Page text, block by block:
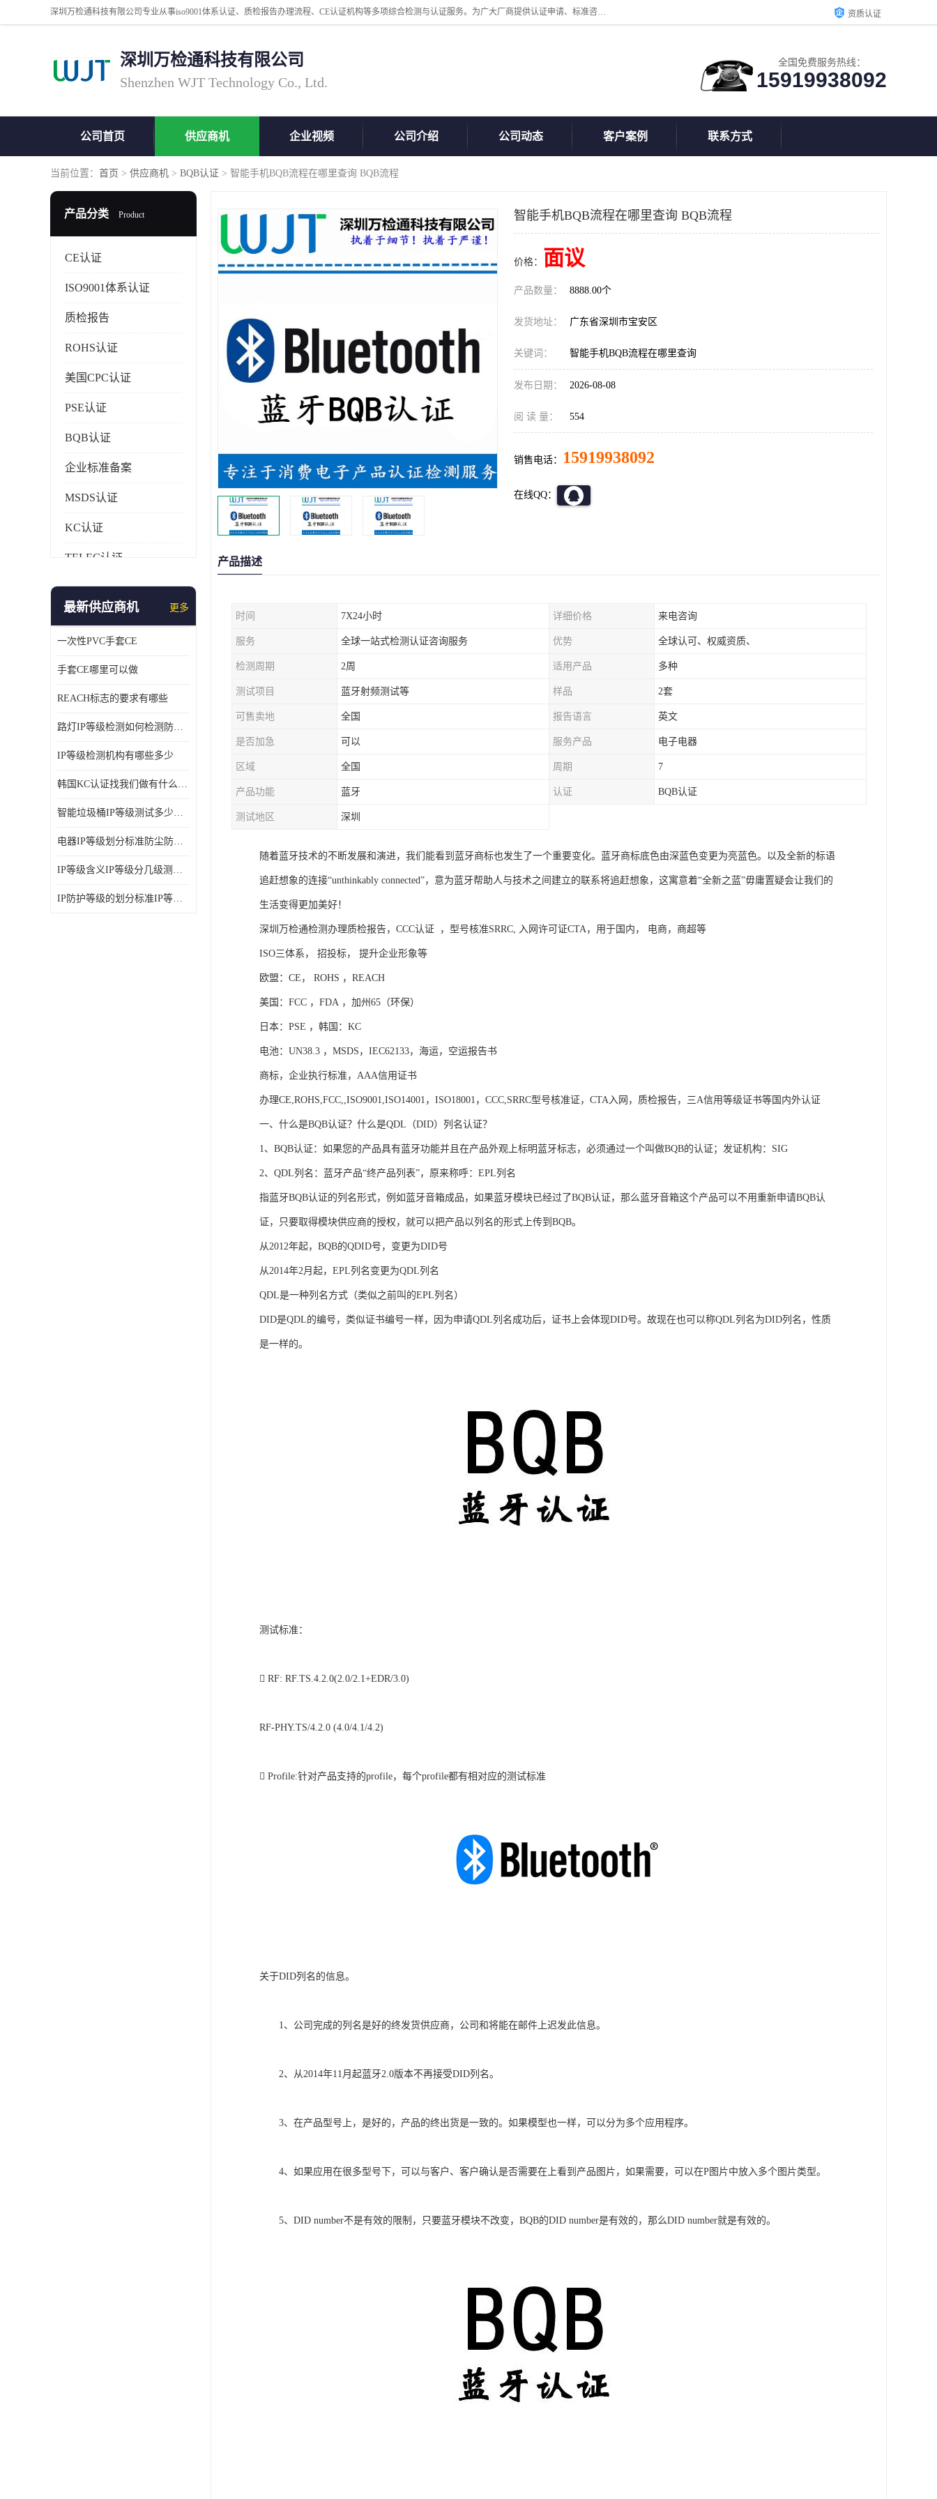
深圳万检通科技有限公司专业从事iso9001体系认证、质检报告办理流程、CE认证机构等多项综合检测与认证服务。为广大厂商提供认证申请、标准咨询、测试、技术支持、对策、获得认证等“一站式”服务。 资质认证
深圳万检通科技有限公司
Shenzhen WJT Technology Co., Ltd.
全国免费服务热线：
15919938092
公司首页 供应商机 企业视频 公司介绍 公司动态 客户案例 联系方式
当前位置： 首页 > 供应商机 > BQB认证 > 智能手机BQB流程在哪里查询 BQB流程
产品分类 Product
CE认证
ISO9001体系认证
质检报告
ROHS认证
美国CPC认证
PSE认证
BQB认证
企业标准备案
MSDS认证
KC认证
TELEC认证
CCC认证
ISO14001体系认证
OHSAS18001体系认证
最新供应商机 更多
一次性PVC手套CE
手套CE哪里可以做
REACH标志的要求有哪些
路灯IP等级检测如何检测防尘防水
IP等级检测机构有哪些多少
韩国KC认证找我们做有什么优势
智能垃圾桶IP等级测试多少钱要多久时间
电器IP等级划分标准防尘防尘IP等级测试报告
IP等级含义IP等级分几级测试容易过吗
IP防护等级的划分标准IP等级测试多少钱
智能手机BQB流程在哪里查询 BQB流程
价格： 面议
产品数量： 8888.00个
发货地址： 广东省深圳市宝安区
关键词： 智能手机BQB流程在哪里查询
发布日期： 2026-08-08
阅 读 量： 554
销售电话： 15919938092
在线QQ：
产品描述
时间 7X24小时 详细价格 来电咨询
服务 全球一站式检测认证咨询服务 优势 全球认可、权威资质、
检测周期 2周 适用产品 多种
测试项目 蓝牙射频测试等 样品 2套
可售卖地 全国 报告语言 英文
是否加急 可以 服务产品 电子电器
区域 全国 周期 7
产品功能 蓝牙 认证 BQB认证
测试地区 深圳
随着蓝牙技术的不断发展和演进，我们能看到蓝牙商标也发生了一个重要变化。蓝牙商标底色由深蓝色变更为亮蓝色。以及全新的标语
追赶想象的连接“unthinkably connected”，意为蓝牙帮助人与技术之间建立的联系将追赶想象，这寓意着“全新之蓝”毋庸置疑会让我们的
生活变得更加美好！
深圳万检通检测办理质检报告，CCC认证 ，型号核准SRRC, 入网许可证CTA，用于国内， 电商，商超等
ISO三体系， 招投标， 提升企业形象等
欧盟：CE， ROHS ，REACH
美国：FCC ，FDA ，加州65（环保）
日本：PSE ，韩国：KC
电池：UN38.3 ，MSDS，IEC62133，海运，空运报告书
商标，企业执行标准，AAA信用证书
办理CE,ROHS,FCC,,ISO9001,ISO14001，ISO18001，CCC,SRRC型号核准证，CTA入网，质检报告，三A信用等级证书等国内外认证
一、什么是BQB认证？什么是QDL（DID）列名认证？
1、BQB认证：如果您的产品具有蓝牙功能并且在产品外观上标明蓝牙标志，必须通过一个叫做BQB的认证；发证机构：SIG
2、QDL列名：蓝牙产品“终产品列表”，原来称呼：EPL列名
指蓝牙BQB认证的列名形式，例如蓝牙音箱成品，如果蓝牙模块已经过了BQB认证，那么蓝牙音箱这个产品可以不用重新申请BQB认
证，只要取得模块供应商的授权，就可以把产品以列名的形式上传到BQB。
从2012年起，BQB的QDID号，变更为DID号
从2014年2月起，EPL列名变更为QDL列名
QDL是一种列名方式（类似之前叫的EPL列名）
DID是QDL的编号，类似证书编号一样，因为申请QDL列名成功后，证书上会体现DID号。故现在也可以称QDL列名为DID列名，性质
是一样的。
测试标准：
 RF: RF.TS.4.2.0(2.0/2.1+EDR/3.0)
RF-PHY.TS/4.2.0 (4.0/4.1/4.2)
 Profile:针对产品支持的profile，每个profile都有相对应的测试标准
关于DID列名的信息。
1、公司完成的列名是好的终发货供应商，公司和将能在邮件上迟发此信息。
2、从2014年11月起蓝牙2.0版本不再接受DID列名。
3、在产品型号上，是好的，产品的终出货是一致的。如果模型也一样，可以分为多个应用程序。
4、如果应用在很多型号下，可以与客户、客户确认是否需要在上看到产品图片，如果需要，可以在P图片中放入多个图片类型。
5、DID number不是有效的限制，只要蓝牙模块不改变，BQB的DID number是有效的，那么DID number就是有效的。